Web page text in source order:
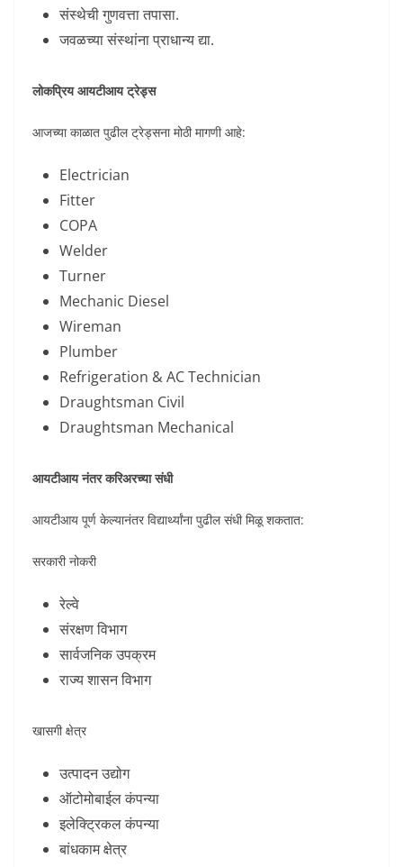
संस्थेची गुणवत्ता तपासा.
जवळच्या संस्थांना प्राधान्य द्या.
लोकप्रिय आयटीआय ट्रेड्स
आजच्या काळात पुढील ट्रेड्सना मोठी मागणी आहे:
Electrician
Fitter
COPA
Welder
Turner
Mechanic Diesel
Wireman
Plumber
Refrigeration & AC Technician
Draughtsman Civil
Draughtsman Mechanical
आयटीआय नंतर करिअरच्या संधी
आयटीआय पूर्ण केल्यानंतर विद्यार्थ्यांना पुढील संधी मिळू शकतात:
सरकारी नोकरी
रेल्वे
संरक्षण विभाग
सार्वजनिक उपक्रम
राज्य शासन विभाग
खासगी क्षेत्र
उत्पादन उद्योग
ऑटोमोबाईल कंपन्या
इलेक्ट्रिकल कंपन्या
बांधकाम क्षेत्र